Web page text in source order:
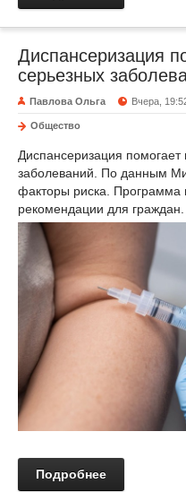
Диспансеризация
серьезных
Павлова Ольга Вчера,
Общество
Диспансеризация помогает
заболеваний. По данным
факторы риска. Программа
рекомендации для граждан.
Подробнее